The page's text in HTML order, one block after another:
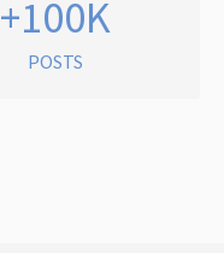
+100K
POSTS